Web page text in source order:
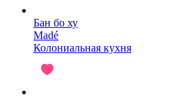
Бан бо ху
Madé
Колониальная кухня